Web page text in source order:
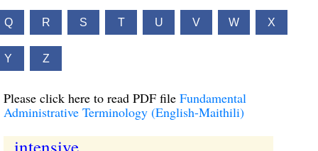
Q R S T U V W X
Y Z
Please click here to read PDF file Fundamental
Administrative Terminology (English-Maithili)